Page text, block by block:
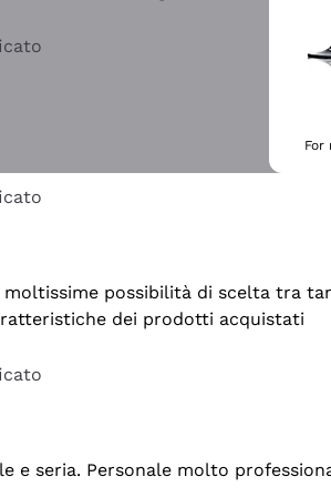
possibilità di scelta tra
dei prodotti acquistati
e seria. Personale molto
For